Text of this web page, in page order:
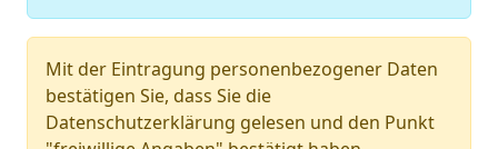
Mit der Eintragung personenbezogener Daten
bestätigen Sie, dass Sie die
Datenschutzerklärung gelesen und den Punkt